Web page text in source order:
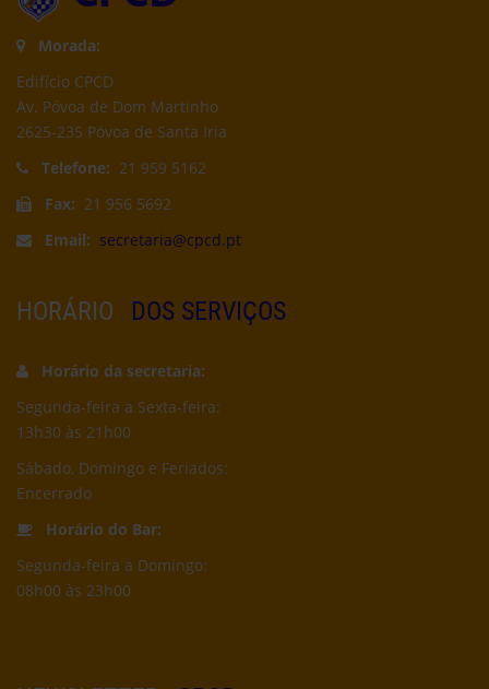
Morada:
Edifício CPCD
Av. Póvoa de Dom Martinho
2625-235 Póvoa de Santa Iria
Telefone: 21 959 5162
Fax: 21 956 5692
Email: secretaria@cpcd.pt
HORÁRIO DOS SERVIÇOS
Horário da secretaria:
Segunda-feira a Sexta-feira:
13h30 às 21h00
Sábado, Domingo e Feriados:
Encerrado
Horário do Bar:
Segunda-feira a Domingo:
08h00 às 23h00